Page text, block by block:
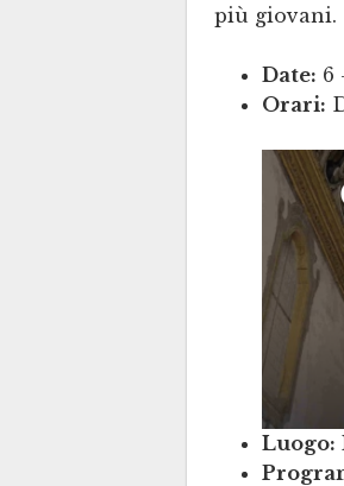
più giovani.
Date: 6
Orari:
Luogo: